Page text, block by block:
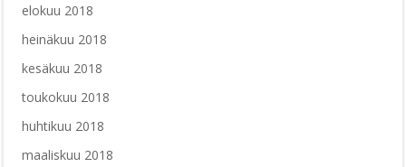
elokuu 2018
heinäkuu 2018
kesäkuu 2018
toukokuu 2018
huhtikuu 2018
maaliskuu 2018